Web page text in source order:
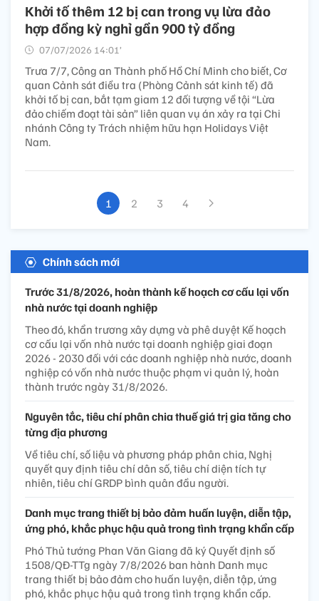
Khởi tố thêm 12 bị can trong vụ lừa đảo
hợp đồng kỳ nghỉ gần 900 tỷ đồng
07/07/2026 14:01’
Trưa 7/7, Công an Thành phố Hồ Chí Minh cho biết, Cơ
quan Cảnh sát điều tra (Phòng Cảnh sát kinh tế) đã
khởi tố bị can, bắt tạm giam 12 đối tượng về tội “Lừa
đảo chiếm đoạt tài sản” liên quan vụ án xảy ra tại Chi
nhánh Công ty Trách nhiệm hữu hạn Holidays Việt
Nam.
1 2 3 4
Chính sách mới
Trước 31/8/2026, hoàn thành kế hoạch cơ cấu lại vốn
nhà nước tại doanh nghiệp
Theo đó, khẩn trương xây dựng và phê duyệt Kế hoạch
cơ cấu lại vốn nhà nước tại doanh nghiệp giai đoạn
2026 - 2030 đối với các doanh nghiệp nhà nước, doanh
nghiệp có vốn nhà nước thuộc phạm vi quản lý, hoàn
thành trước ngày 31/8/2026.
Nguyên tắc, tiêu chí phân chia thuế giá trị gia tăng cho
từng địa phương
Về tiêu chí, số liệu và phương pháp phân chia, Nghị
quyết quy định tiêu chí dân số, tiêu chí diện tích tự
nhiên, tiêu chí GRDP bình quân đầu người.
Danh mục trang thiết bị bảo đảm huấn luyện, diễn tập,
ứng phó, khắc phục hậu quả trong tình trạng khẩn cấp
Phó Thủ tướng Phan Văn Giang đã ký Quyết định số
1508/QĐ-TTg ngày 7/8/2026 ban hành Danh mục
trang thiết bị bảo đảm cho huấn luyện, diễn tập, ứng
phó, khắc phục hậu quả trong tình trạng khẩn cấp.